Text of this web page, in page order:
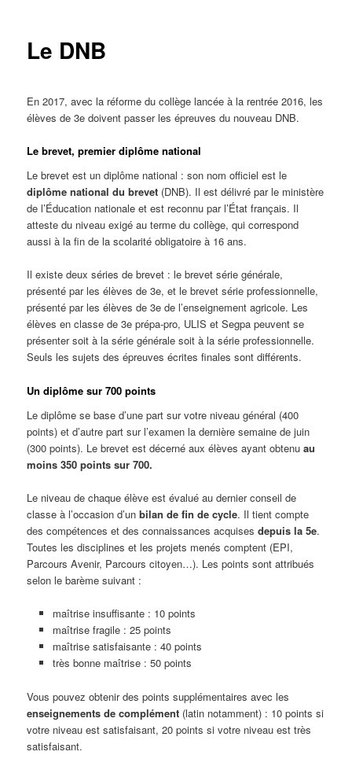
Le DNB
En 2017, avec la réforme du collège lancée à la rentrée 2016, les
élèves de 3e doivent passer les épreuves du nouveau DNB.
Le brevet, premier diplôme national
Le brevet est un diplôme national : son nom officiel est le
diplôme national du brevet (DNB). Il est délivré par le ministère
de l’Éducation nationale et est reconnu par l’État français. Il
atteste du niveau exigé au terme du collège, qui correspond
aussi à la fin de la scolarité obligatoire à 16 ans.
Il existe deux séries de brevet : le brevet série générale,
présenté par les élèves de 3e, et le brevet série professionnelle,
présenté par les élèves de 3e de l’enseignement agricole. Les
élèves en classe de 3e prépa-pro, ULIS et Segpa peuvent se
présenter soit à la série générale soit à la série professionnelle.
Seuls les sujets des épreuves écrites finales sont différents.
Un diplôme sur 700 points
Le diplôme se base d’une part sur votre niveau général (400
points) et d’autre part sur l’examen la dernière semaine de juin
(300 points). Le brevet est décerné aux élèves ayant obtenuau
moins 350 points sur 700.
Le niveau de chaque élève est évalué au dernier conseil de
classe à l’occasion d’unbilan de fin de cycle. Il tient compte
des compétences et des connaissances acquisesdepuis la 5e.
Toutes les disciplines et les projets menés comptent (EPI,
Parcours Avenir, Parcours citoyen…). Les points sont attribués
selon le barème suivant :
maîtrise insuffisante : 10 points
maîtrise fragile : 25 points
maîtrise satisfaisante : 40 points
très bonne maîtrise : 50 points
Vous pouvez obtenir des points supplémentaires avec les
enseignements de complément (latin notamment) : 10 points si
votre niveau est satisfaisant, 20 points si votre niveau est très
satisfaisant.